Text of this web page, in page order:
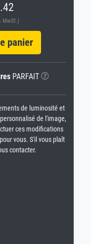
MwSt.)
panier
PARFAIT
de luminosité et
de l'image,
ces modifications
vous. S'il vous plaît
contacter.